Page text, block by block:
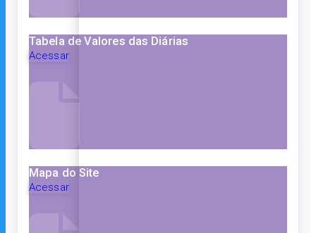
Tabela de Valores das Diárias
Acessar
Mapa do Site
Acessar